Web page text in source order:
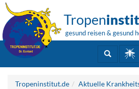
Tropen
gesund reisen & gesund
Tropeninstitut.de
Aktuelle